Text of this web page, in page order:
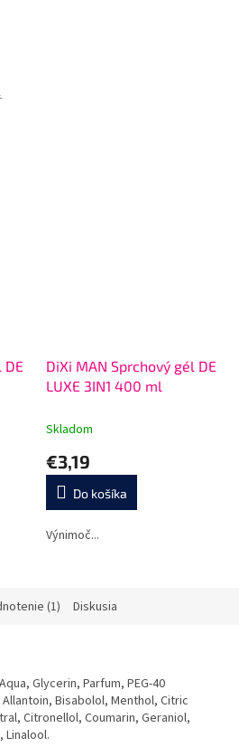
DE
DiXi MAN Sprchový gél DE
LUXE 3IN1 400 ml
Skladom
€3,19
Do košíka
Výnimoč...
(1) Diskusia
Glycerin, Parfum, PEG-40
Bisabolol, Menthol, Citric
Citronellol, Coumarin, Geraniol,
Linalool.